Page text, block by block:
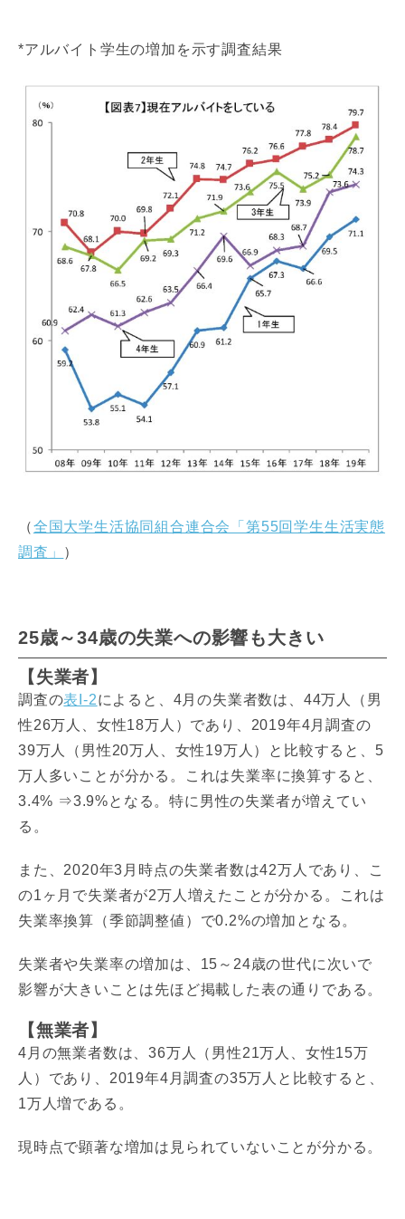
*アルバイト学生の増加を示す調査結果
（全国大学生活協同組合連合会「第55回学生生活実態
調査」 ）
25歳～34歳の失業への影響も大きい
【失業者】
調査の表I-2によると、4月の失業者数は、44万人（男
性26万人、女性18万人）であり、2019年4月調査の
39万人（男性20万人、女性19万人）と比較すると、5
万人多いことが分かる。これは失業率に換算すると、
3.4% ⇒3.9%となる。特に男性の失業者が増えてい
る。
また、2020年3月時点の失業者数は42万人であり、こ
の1ヶ月で失業者が2万人増えたことが分かる。これは
失業率換算（季節調整値）で0.2%の増加となる。
失業者や失業率の増加は、15～24歳の世代に次いで
影響が大きいことは先ほど掲載した表の通りである。
【無業者】
4月の無業者数は、36万人（男性21万人、女性15万
人）であり、2019年4月調査の35万人と比較すると、
1万人増である。
現時点で顕著な増加は見られていないことが分かる。